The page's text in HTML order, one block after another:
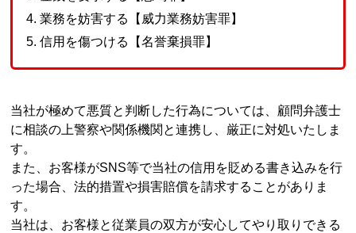
業務を妨害する【威力業務妨害罪】
信用を傷つける【名誉棄損罪】
当社が極めて悪質と判断した行為については、顧問弁護士
に相談の上警察や関係機関と連携し、厳正に対処いたしま
す。
また、お客様がSNS等で当社の信用を貶める書き込みを行
った場合、法的措置や損害賠償を請求することがありま
す。
当社は、お客様と従業員の双方が安心してやり取りできる